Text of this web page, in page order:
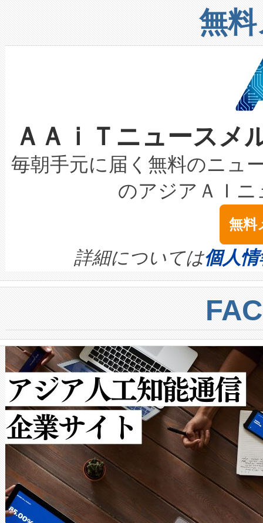
上げおよび商用化段階におけ
設備整備および立ち上げ調整
加組織は、Enzeneのバイオ
選定された製品について、自
取得できる可能性もあります
設には、3億～4億ドルかか
最高経営責任者（CEO）であ
す。「当社のfully-connected
ームを利用すれば、6,000万
きます。この効率性は、フェ
増加しているデータセンター
る電力網に大きな負担をかけ
事業者の負担軽減という課題
系統連系を迅速にし、ピーク
限を超えて利用可能な電力容
持できるよう貢献します。こ
ービスレベル契約（SLA）違
テリー性能の劣化によるダウ
念は、現在データセンターが
ます。 Voltaiq provides a
quality and reliability for AI
BESS stack to ensure battery
centers. Voltaiqは、ai&のAI
からシステム統合、試運転、
クルの各段階のデータを監視
[…]
リューション「Avia 2」を発
したAvia 2は、1,000メート
狭視野のFOVを切り替えるこ
ケーブル、枝などの細かな対
なレーザースポットにより、
な環境下でも豊かなディテー
キロメートル範囲を検出
LiDAR for Inspections,
は1535 nmレーザーを搭載。
イズの小径化を実現すること
す。ノーマルモードでは、
ートル先まで検出でき、これ
トに対して約600メートルに
では、反射率10％のターゲッ
で向上し、最大検知距離は
ットだけで最大1キロメート
ルの変電所周囲を監視でき、
作業と点群処理を簡素化でき
Avia 2は、2種類のFOVオプシ
× 80°のノーマルモード、長
ードを切り替えて使用するこ
無
ＡＡｉＴニュース
毎朝手元に届く無料のニュ
のアジアＡＩ
無料
詳細については個人